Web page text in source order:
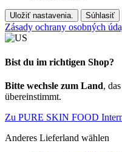
Uložiť nastavenia. Súhlasiť
Zásady ochrany osobných
Bist du im richtigen Shop?
Bitte wechsle zum Land,
übereinstimmt.
Zu PURE SKIN FOOD
Anderes Lieferland wählen